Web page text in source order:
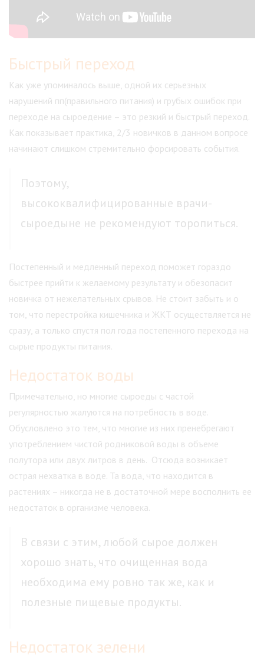
Быстрый переход
Как уже упоминалось выше, одной их серьезных
нарушений пп(правильного питания) и грубых ошибок при
переходе на сыроедение – это резкий и быстрый переход.
Как показывает практика, 2/3 новичков в данном вопросе
начинают слишком стремительно форсировать события.
Поэтому,
высококвалифицированные врачи-
сыроедыне не рекомендуют торопиться.
Постепенный и медленный переход поможет гораздо
быстрее прийти к желаемому результату и обезопасит
новичка от нежелательных срывов. Не стоит забыть и о
том, что перестройка кишечника и ЖКТ осуществляется не
сразу, а только спустя пол года постепенного перехода на
сырые продукты питания.
Недостаток воды
Примечательно, но многие сыроеды с частой
регулярностью жалуются на потребность в воде.
Обусловлено это тем, что многие из них пренебрегают
употреблением чистой родниковой воды в объеме
полутора или двух литров в день. Отсюда возникает
острая нехватка в воде. Та вода, что находится в
растениях – никогда не в достаточной мере восполнить ее
недостаток в организме человека.
В связи с этим, любой сырое должен
хорошо знать, что очищенная вода
необходима ему ровно так же, как и
полезные пищевые продукты.
Недостаток зелени